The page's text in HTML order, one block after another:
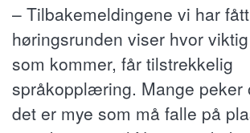
– Tilbakemeldingene vi har
høringsrunden viser hvor
som kommer, får tilstrekkelig
språkopplæring. Mange peker
det er mye som må falle på